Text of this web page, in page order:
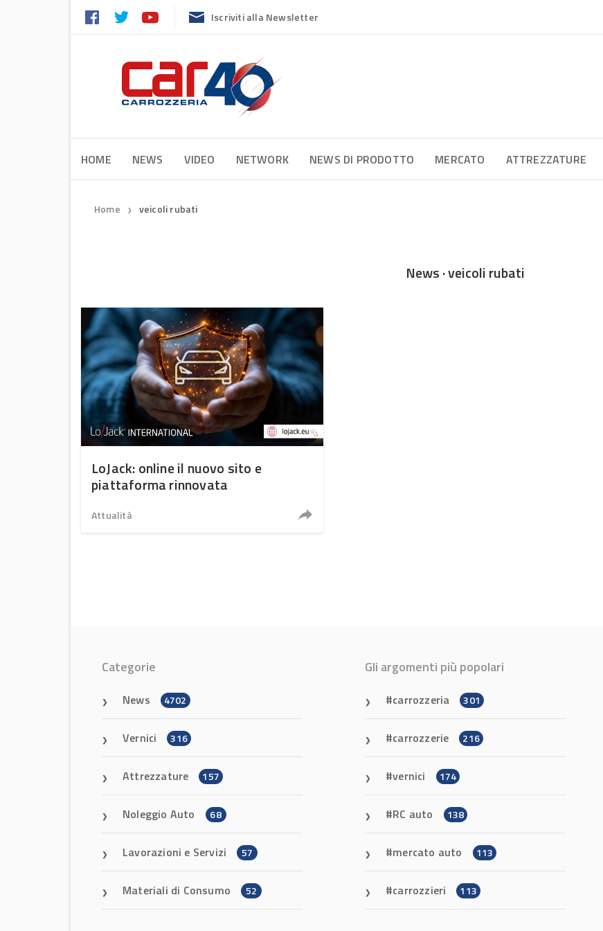
Iscriviti alla Newsletter
HOME NEWS VIDEO NETWORK NEWS DI PRODOTTO MERCATO ATTREZZATURE
Home ❯ veicoli rubati
News · veicoli rubati
LoJack: online il nuovo sito e
piattaforma rinnovata
Attualità
Categorie
News 4702
Vernici 316
Attrezzature 157
Noleggio Auto 68
Lavorazioni e Servizi 57
Materiali di Consumo 52
Gli argomenti più popolari
carrozzeria 301
carrozzerie 216
vernici 174
RC auto 138
mercato auto 113
carrozzieri 113